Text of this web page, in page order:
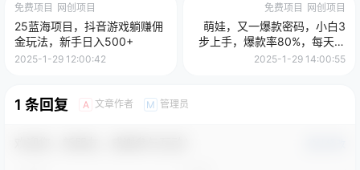
免费项目 网创项目
25蓝海项目，抖音游戏躺赚佣
金玩法，新手日入500+
2025-1-29 12:00:42
免费项目 网创项目
萌娃，又一爆款密码，小白3
步上手，爆款率80%，每天十
分钟，轻松AI变现萌娃搞钱，
2025-1-29 14:00:55
1 条回复 A 文章作者 M 管理员